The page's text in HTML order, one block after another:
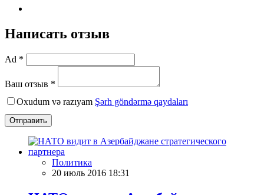
Написать отзыв
Ad *
Ваш отзыв *
Oxudum və razıyam Şərh göndərmə qaydaları
Отправить
Политика
20 июль 2016 18:31